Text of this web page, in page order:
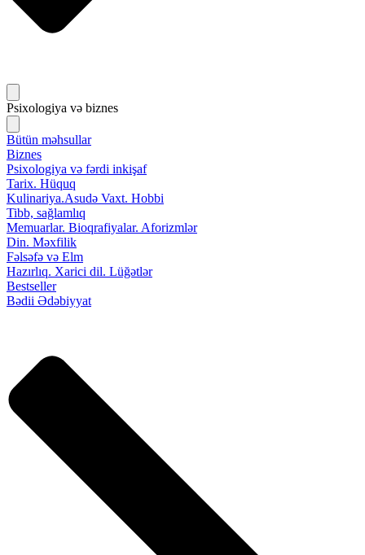
Psixologiya və biznes
Bütün məhsullar
Biznes
Psixologiya və fərdi inkişaf
Tarix. Hüquq
Kulinariya.Asudə Vaxt. Hobbi
Tibb, sağlamlıq
Memuarlar. Bioqrafiyalar. Aforizmlər
Din. Məxfilik
Fəlsəfə və Elm
Hazırlıq. Xarici dil. Lüğətlər
Bestseller
Bədii Ədəbiyyat